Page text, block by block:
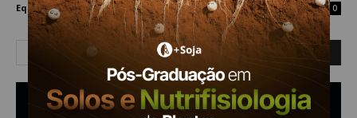
Equipe Mais Soja - 6 de junho de 2022 0